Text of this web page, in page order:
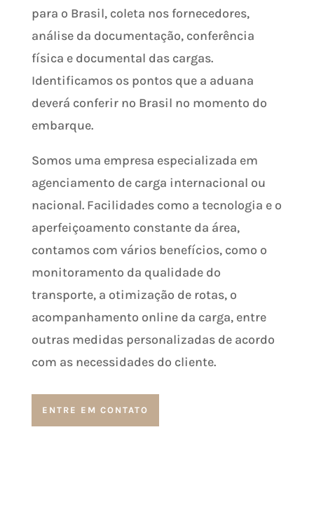
para o Brasil, coleta nos fornecedores,
análise da documentação, conferência
física e documental das cargas.
Identificamos os pontos que a aduana
deverá conferir no Brasil no momento do
embarque.
Somos uma empresa especializada em
agenciamento de carga internacional ou
nacional. Facilidades como a tecnologia e o
aperfeiçoamento constante da área,
contamos com vários benefícios, como o
monitoramento da qualidade do
transporte, a otimização de rotas, o
acompanhamento online da carga, entre
outras medidas personalizadas de acordo
com as necessidades do cliente.
ENTRE EM CONTATO